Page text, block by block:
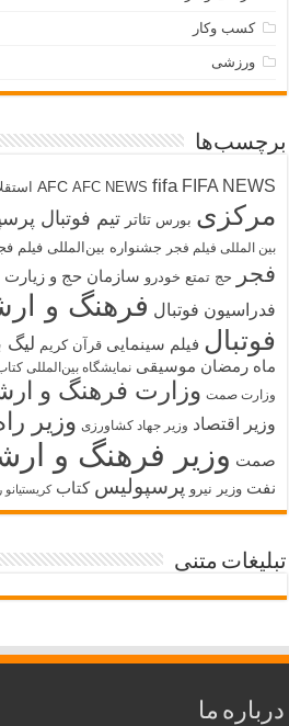
کسب وکار
ورزشی
برچسب‌ها
AFC AFC NEWS fifa FIFA NEWS
مرکزی بورس تئاتر تیم فوتبال
بین المللی فیلم فجر جشنواره بین‌المللی فیلم
فجر
حج تمتع خودرو سازمان حج و زیارت
فدراسیون فوتبال فرهنگ و
فوتبال فیلم سینمایی قرآن کریم لیگ
ماه رمضان موسیقی نمایشگاه بین‌المللی
وزارت صمت وزارت فرهنگ و
وزیر اقتصاد وزیر جهاد کشاورزی وزیر
صمت وزیر فرهنگ و
نفت وزیر نیرو پرسپولیس کتاب
تبلیغات متنی
درباره ما